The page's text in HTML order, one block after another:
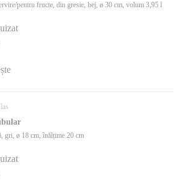
pentru fructe, din gresie, bej, ø 30 cm, volum 3,95 l
gri, ø 18 cm, înălțime 20 cm